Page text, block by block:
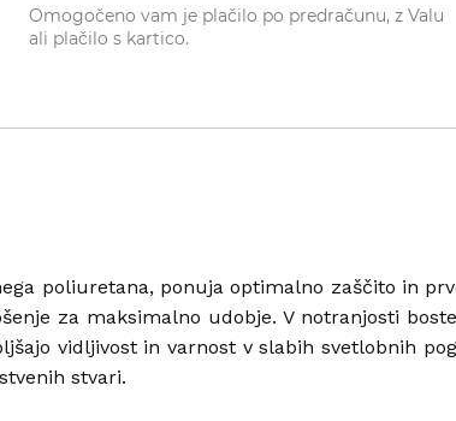
Omogočeno vam je plačilo po predračunu, z Valu
ali plačilo s kartico.
poliuretana, ponuja optimalno zaščito in
za maksimalno udobje. V notranjosti
vidljivost in varnost v slabih svetlobnih
stvari.